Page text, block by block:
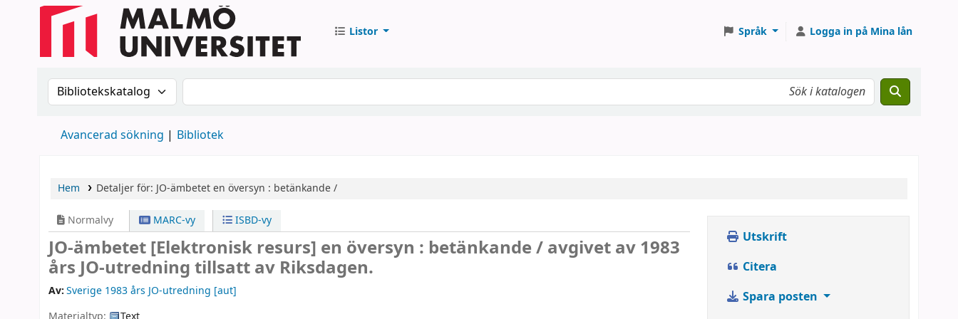
Listor Språk Logga in på Mina lån
Sök i katalogen efter:Sök i katalogen
Avancerad sökning Bibliotek
Hem Detaljer för: JO-ämbeteten översyn : betänkande /
Normalvy MARC-vy ISBD-vy
JO-ämbetet[Elektronisk resurs] en översyn : betänkande /avgivet av 1983
års JO-utredning tillsatt av Riksdagen.
Av:Sverige 1983 års JO-utredning [aut]
Utskrift
Citera
Spara posten